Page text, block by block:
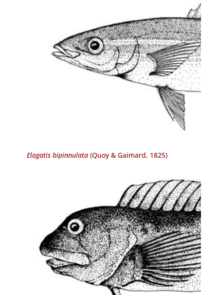
Elagatis bipinnulata(Quoy & Gaimard, 1825)